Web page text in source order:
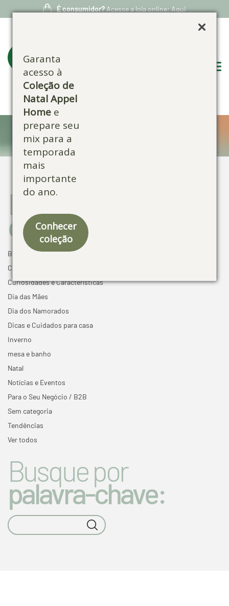
Garanta
acesso à
Coleção de
Natal Appel
Home e
prepare seu
mix para a
temporada
mais
importante
do ano.
Conhecer
coleção
É consumidor?Acesse a loja online: Aqui
Escolha por
categoria:
Black Friday
Cama mesa e banho
Curiosidades e Características
Dia das Mães
Dia dos Namorados
Dicas e Cuidados para casa
Inverno
mesa e banho
Natal
Notícias e Eventos
Para o Seu Negócio / B2B
Sem categoria
Tendências
Ver todos
Busque por
palavra-chave: